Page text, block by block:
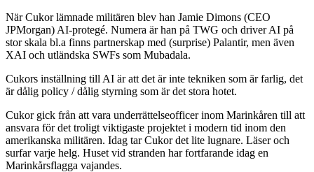
När Cukor lämnade militären blev han Jamie Dimons (CEO
JPMorgan) AI-protegé. Numera är han på TWG och driver AI på
stor skala bl.a finns partnerskap med (surprise) Palantir, men även
XAI och utländska SWFs som Mubadala.
Cukors inställning till AI är att det är inte tekniken som är farlig, det
är dålig policy / dålig styrning som är det stora hotet.
Cukor gick från att vara underrättelseofficer inom Marinkåren till att
ansvara för det troligt viktigaste projektet i modern tid inom den
amerikanska militären. Idag tar Cukor det lite lugnare. Läser och
surfar varje helg. Huset vid stranden har fortfarande idag en
Marinkårsflagga vajandes.